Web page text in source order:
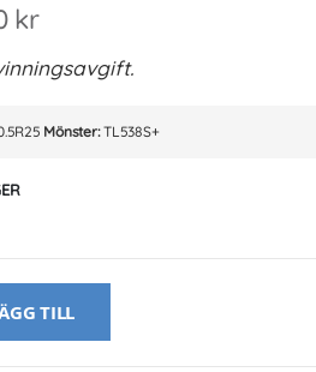
kr
Mönster:TL538S+
TILL